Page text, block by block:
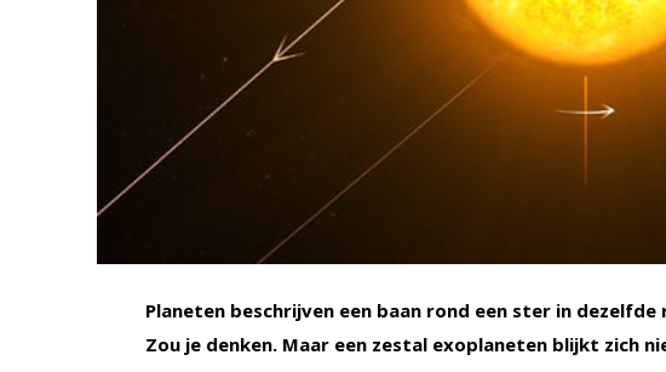
Planeten beschrijven een baan rond een ster in
Zou je denken. Maar een zestal exoplaneten blijkt zich